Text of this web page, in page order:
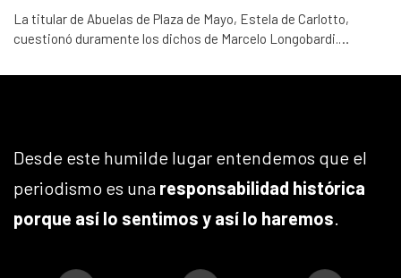
La titular de Abuelas de Plaza de Mayo, Estela de Carlotto,
cuestionó duramente los dichos de Marcelo Longobardi.…
Desde este humilde lugar entendemos que el
periodismo es una responsabilidad histórica
porque así lo sentimos y así lo haremos.